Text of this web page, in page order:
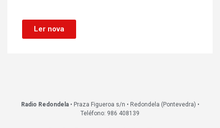
Ler nova
Radio Redondela• Praza Figueroa s/n • Redondela (Pontevedra) •
Teléfono: 986 408139